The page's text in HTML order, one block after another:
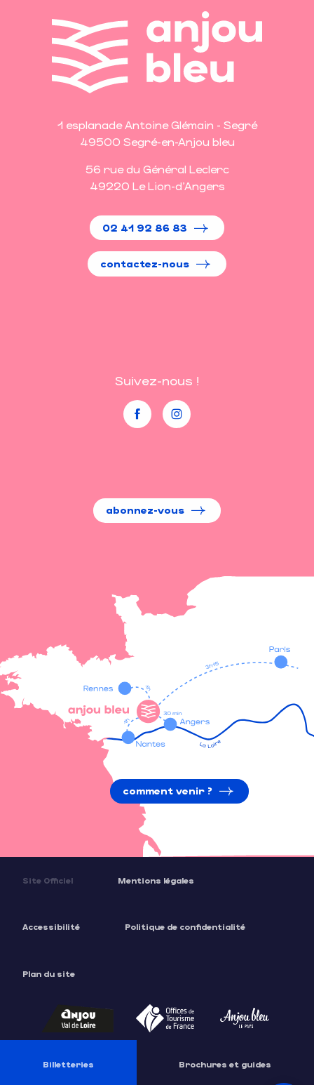
Tarifs
Contacter par email
1 esplanade Antoine Glémain - Segré
49500 Segré-en-Anjou bleu
56 rue du Général Leclerc
49220 Le Lion-d'Angers
02 41 92 86 83
contactez-nous
Suivez-nous !
abonnez-vous
comment venir ?
Site Officiel Mentions légales
Accessibilité Politique de confidentialité
Plan du site
Billetteries Brochures et guides